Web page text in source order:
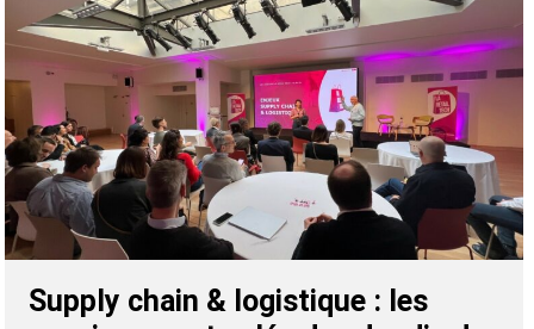
Supply chain & logistique : les